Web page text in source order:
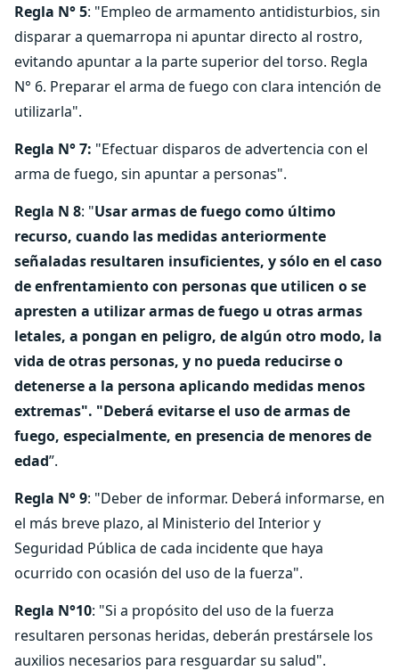
Regla N° 5: "Empleo de armamento antidisturbios, sin
disparar a quemarropa ni apuntar directo al rostro,
evitando apuntar a la parte superior del torso. Regla
N° 6. Preparar el arma de fuego con clara intención de
utilizarla".
Regla N° 7: "Efectuar disparos de advertencia con el
arma de fuego, sin apuntar a personas".
Regla N 8: "Usar armas de fuego como último
recurso, cuando las medidas anteriormente
señaladas resultaren insuficientes, y sólo en el caso
de enfrentamiento con personas que utilicen o se
apresten a utilizar armas de fuego u otras armas
letales, a pongan en peligro, de algún otro modo, la
vida de otras personas, y no pueda reducirse o
detenerse a la persona aplicando medidas menos
extremas". "Deberá evitarse el uso de armas de
fuego, especialmente, en presencia de menores de
edad”.
Regla N° 9: "Deber de informar. Deberá informarse, en
el más breve plazo, al Ministerio del Interior y
Seguridad Pública de cada incidente que haya
ocurrido con ocasión del uso de la fuerza".
Regla N°10: "Si a propósito del uso de la fuerza
resultaren personas heridas, deberán prestársele los
auxilios necesarios para resguardar su salud".